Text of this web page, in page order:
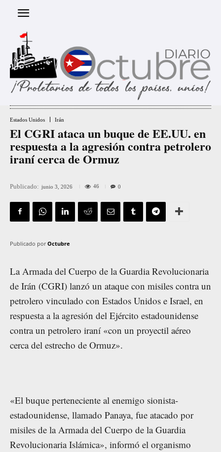
Estados Unidos Irán
El CGRI ataca un buque de EE.UU. en
respuesta a la agresión contra petrolero
iraní cerca de Ormuz
Publicado: junio 3, 2026 46 0
Publicado por Octubre
La Armada del Cuerpo de la Guardia Revolucionaria
de Irán (CGRI) lanzó un ataque con misiles contra un
petrolero vinculado con Estados Unidos e Israel, en
respuesta a la agresión del Ejército estadounidense
contra un petrolero iraní «con un proyectil aéreo
cerca del estrecho de Ormuz».
«El buque perteneciente al enemigo sionista-
estadounidense, llamado Panaya, fue atacado por
misiles de la Armada del Cuerpo de la Guardia
Revolucionaria Islámica», informó el organismo